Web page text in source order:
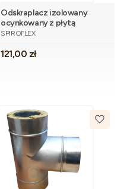
Odskraplacz izolowany
ocynkowany z płytą
kotwową fi100/150
PRODUCENT
SPIROFLEX
Cena
121,00 zł